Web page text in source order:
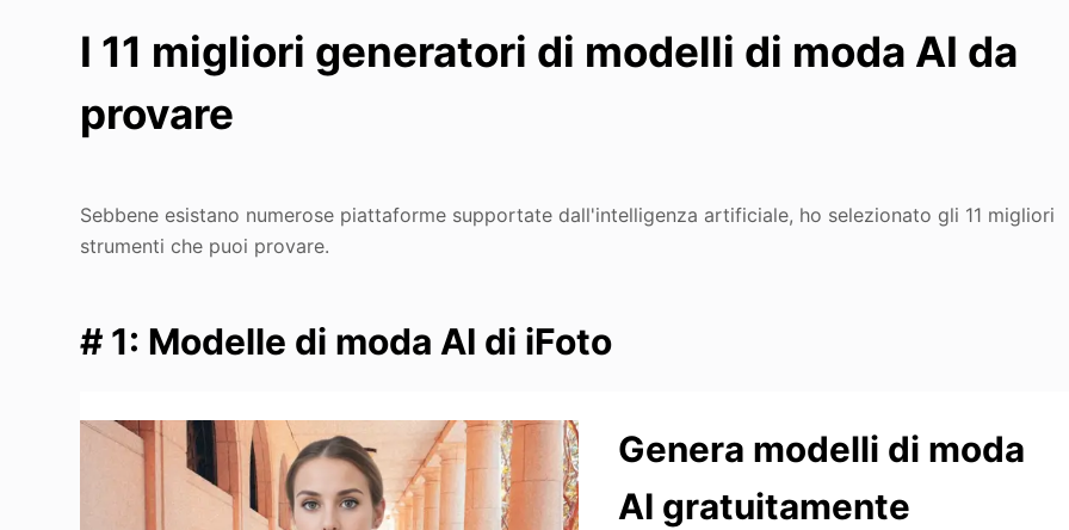
I 11 migliori generatori di modelli di moda AI da
provare
Sebbene esistano numerose piattaforme supportate dall'intelligenza artificiale, ho selezionato gli 11 migliori
strumenti che puoi provare.
# 1: Modelle di moda AI di iFoto
Genera modelli di moda
AI gratuitamente